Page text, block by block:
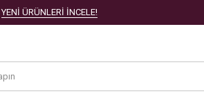
YENİ ÜRÜNLERİ İNCELE!